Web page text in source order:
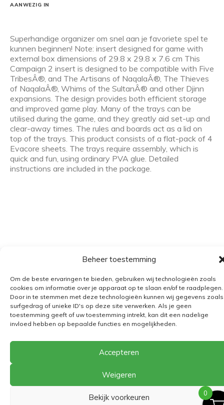
Beheer toestemming
Om de beste ervaringen te bieden, gebruiken wij technologieën zoals
cookies om informatie over je apparaat op te slaan en/of te raadplegen.
Door in te stemmen met deze technologieën kunnen wij gegevens zoals
surfgedrag of unieke ID's op deze site verwerken. Als je geen
toestemming geeft of uw toestemming intrekt, kan dit een nadelige
invloed hebben op bepaalde functies en mogelijkheden.
Accepteren
Weigeren
Bekijk voorkeuren
AANWEZIG IN
Superhandige organizer om snel aan je favoriete spel te
kunnen beginnen! Note: insert designed for game with
external box dimensions of 29.8 x 29.8 x 7.6 cm This
Campaign 2 insert is designed to be compatible with Five
TribesÂ®, and The Artisans of NaqalaÂ®, The Thieves
of NaqalaÂ®, Whims of the SultanÂ® and other Djinn
expansions. The design provides both efficient storage
and improved game play. Many of the trays can be
utilised during the game, and they greatly aid set-up and
clear-away times. The rules and boards act as a lid on
top of the trays. This product consists of a flat-pack of 4
Evacore sheets. The trays require assembly, which is
quick and fun, using ordinary PVA glue. Detailed
instructions are included in the package.
Verzending
Retourbeleid
BE 0682.845.059
The Playground
0